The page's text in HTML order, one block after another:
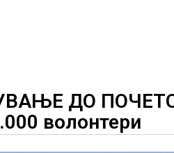
ДО
волонтери